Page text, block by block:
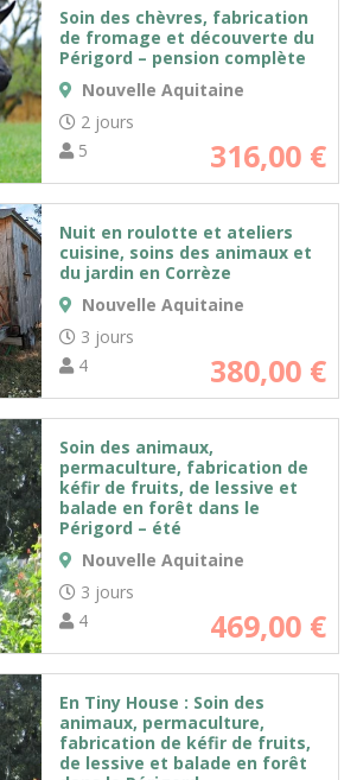
Soin des chèvres, fabrication
de fromage et découverte du
Périgord – pension complète
Nouvelle Aquitaine
2 jours
5
316,00 €
Nuit en roulotte et ateliers
cuisine, soins des animaux et
du jardin en Corrèze
Nouvelle Aquitaine
3 jours
4
380,00 €
Soin des animaux,
permaculture, fabrication de
kéfir de fruits, de lessive et
balade en forêt dans le
Périgord – été
Nouvelle Aquitaine
3 jours
4
469,00 €
En Tiny House : Soin des
animaux, permaculture,
fabrication de kéfir de fruits,
de lessive et balade en forêt